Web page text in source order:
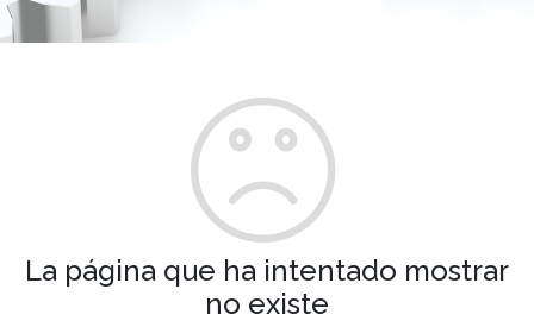
La página que ha intentado mostrar
no existe